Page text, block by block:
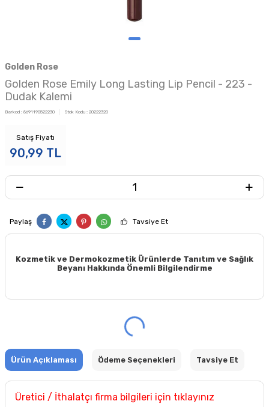
Golden Rose
Golden Rose Emily Long Lasting Lip Pencil - 223 -
Dudak Kalemi
Barkod : 8691190522230 Stok Kodu : 20222320
Satış Fiyatı
90,99 TL
Paylaş Tavsiye Et
Kozmetik ve Dermokozmetik Ürünlerde Tanıtım ve Sağlık
Beyanı Hakkında Önemli Bilgilendirme
Ürün Açıklaması Ödeme Seçenekleri Tavsiye Et
Üretici / İthalatçı firma bilgileri için tıklayınız